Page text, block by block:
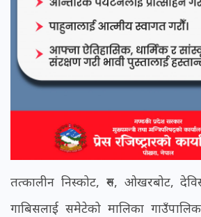
तत्कालीन निस्कोट, रुम, ओखरबोट,
गाबिसलाई समेटेको मालिका